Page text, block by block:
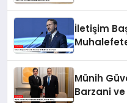
İletişim
Münih
Barzani